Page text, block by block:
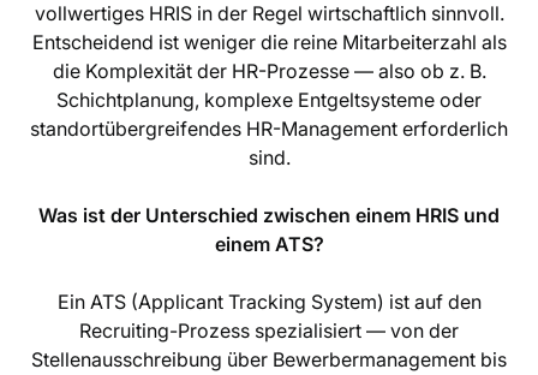
vollwertiges HRIS in der Regel wirtschaftlich sinnvoll.
Entscheidend ist weniger die reine Mitarbeiterzahl als
die Komplexität der HR-Prozesse — also ob z. B.
Schichtplanung, komplexe Entgeltsysteme oder
standortübergreifendes HR-Management erforderlich
sind.
Was ist der Unterschied zwischen einem HRIS und
einem ATS?
Ein ATS (Applicant Tracking System) ist auf den
Recruiting-Prozess spezialisiert — von der
Stellenausschreibung über Bewerbermanagement bis